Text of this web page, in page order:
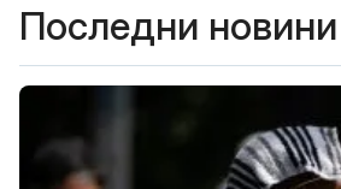
Последни новини